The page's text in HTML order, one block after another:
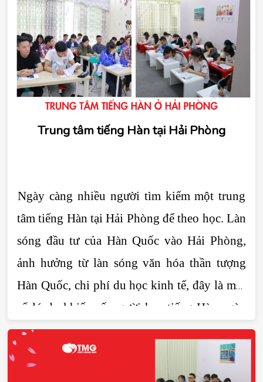
Trung tâm tiếng Hàn tại Hải Phòng
Ngày càng nhiều người tìm kiếm một trung
tâm tiếng Hàn tại Hải Phòng để theo học. Làn
sóng đầu tư của Hàn Quốc vào Hải Phòng,
ảnh hưởng từ làn sóng văn hóa thần tượng
Hàn Quốc, chi phí du học kinh tế, đây là một
số lý do khiến số người học tiếng Hàn ngày
một gia tăng. Hiện nay có rất nhiều trung tâm
tiếng Hàn tại Hải Phòng và Tomato là một
trong số đó. Cùng tìm hiểu những ưu điểm